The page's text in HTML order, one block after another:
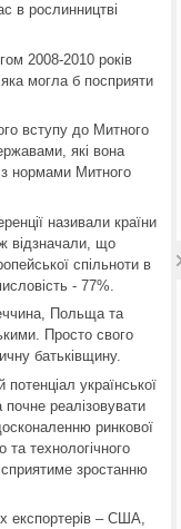
в рослинництві
2008-2010 років
могла б посприяти
вступу до Митного
які вона
нормами Митного
називали країни
відзначали, що
спільноти в
- 77%.
Польща та
Просто свого
батьківщину.
української
почне реалізовувати
ринкової
та технологічного
зростанню
експортерів – США,